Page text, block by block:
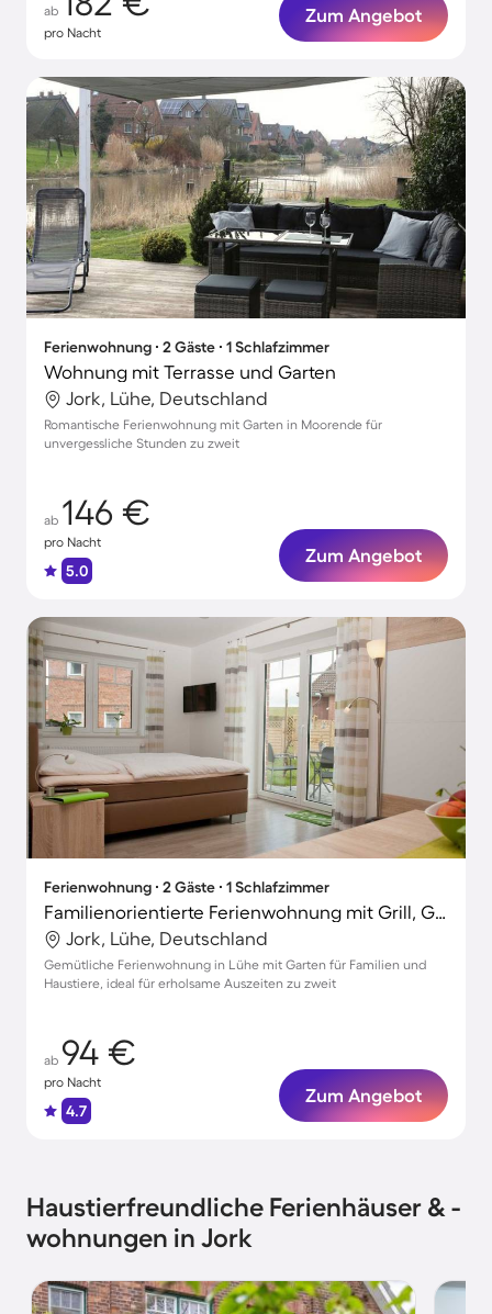
ab
pro Nacht
Zum Angebot
Ferienwohnung ∙ 2 Gäste ∙ 1 Schlafzimmer
Wohnung mit Terrasse und Garten
Jork, Lühe, Deutschland
Romantische Ferienwohnung mit Garten in Moorende für
unvergessliche Stunden zu zweit
ab 146 €
pro Nacht
5.0
Zum Angebot
Ferienwohnung ∙ 2 Gäste ∙ 1 Schlafzimmer
Familienorientierte Ferienwohnung mit Grill, Garten und Terrasse | Neben dem Strand | Haustiere sind willkommen
Jork, Lühe, Deutschland
Gemütliche Ferienwohnung in Lühe mit Garten für Familien und
Haustiere, ideal für erholsame Auszeiten zu zweit
ab 94 €
pro Nacht
4.7
Zum Angebot
Haustierfreundliche Ferienhäuser & -
wohnungen in Jork